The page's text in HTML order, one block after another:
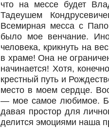
что на мессе будет
Тадеушем
Всемирная месса с
было мое венчание.
человека, крикнуть на
в храме! Она не
начинается! Хотя,
крестный путь и
место в моем сердце.
— мое самое любимое.
давая простор для
делится эмоциями наша